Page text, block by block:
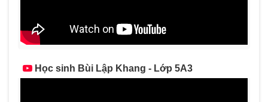
Học sinh Bùi Lập Khang - Lớp 5A3